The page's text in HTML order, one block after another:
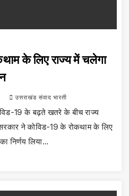
के लिए राज्य में चलेगा
उत्तराखंड संवाद भारती
19 के बढ़ते खतरे के बीच राज्य
ने कोविड-19 के रोकथाम के लिए
निर्णय लिया…